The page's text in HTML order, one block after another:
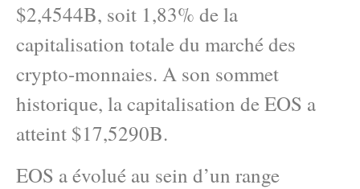
$2,4544B, soit 1,83% de la
capitalisation totale du marché des
crypto-monnaies. A son sommet
historique, la capitalisation de EOS a
atteint $17,5290B.
EOS a évolué au sein d’un range